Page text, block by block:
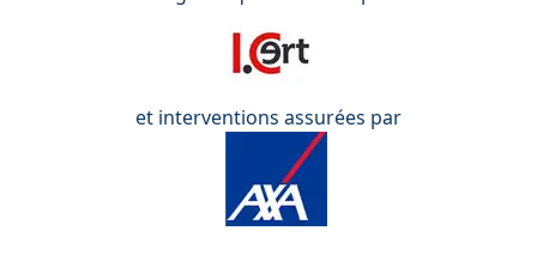
et interventions assurées par